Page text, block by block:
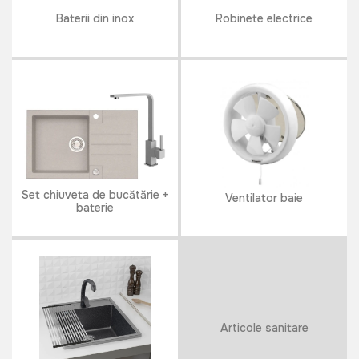
Baterii din inox Robinete electrice
Set chiuveta de bucătărie +
baterie
Ventilator baie
Articole sanitare